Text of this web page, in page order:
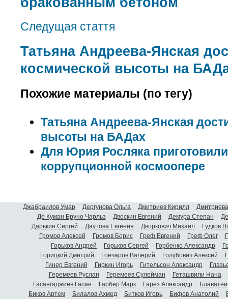
Следущая стаття
Татьяна Андреева-Янская
космической высоты на
Похожие материалы (по тегу)
Татьяна Андреева-Янская
высоты на БАДах
Для Юрия Росляка
коррупционной космоопере
Джабраилов Умар Дергунова Ольга Дмитриев Кирилл
Де Куман Бруно Чарльз
Двоскин Евгений Демура Степан
Дарькин Сергей
Даутова Евгения Дворкович Михаил
Гудков
Громов Алексей
Громов Борис Греф Евгений Греф Олег
Горьков Андрей
Горьков Сергей Горбенко Александр
Горицкий Дмитрий
Гончаров Валерий Голубович Алексей
Гинер Евгений
Гиркин Игорь Гительсон Александр
Геремеев Руслан
Геремеев Сулейман
Геташвили Нана
Гасангаджиев Гасан
Гарбер Марк Гарез Александр
Биков Артем
Билалов Ахмед Битков Игорь Бифов Анатолий